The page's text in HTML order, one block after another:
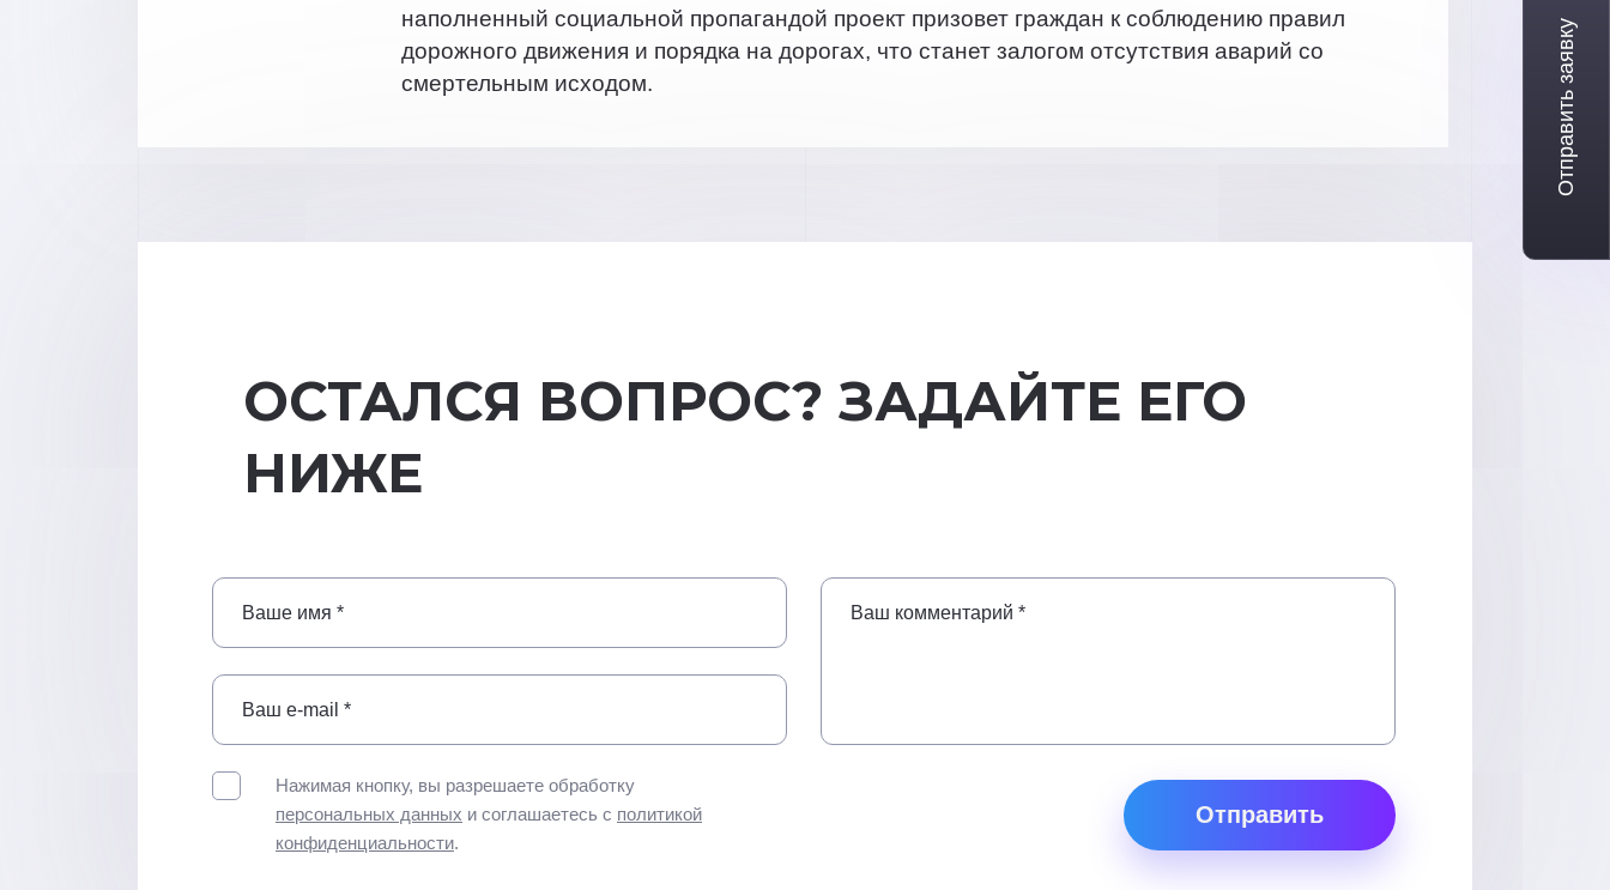
наполненный социальной пропагандой проект призовет граждан к соблюдению правил
дорожного движения и порядка на дорогах, что станет залогом отсутствия аварий со
смертельным исходом.
ОСТАЛСЯ ВОПРОС? ЗАДАЙТЕ ЕГО
НИЖЕ
Нажимая кнопку, вы разрешаете обработку
персональных данных и соглашаетесь с политикой
конфиденциальности.
Отправить
Отправить заявку